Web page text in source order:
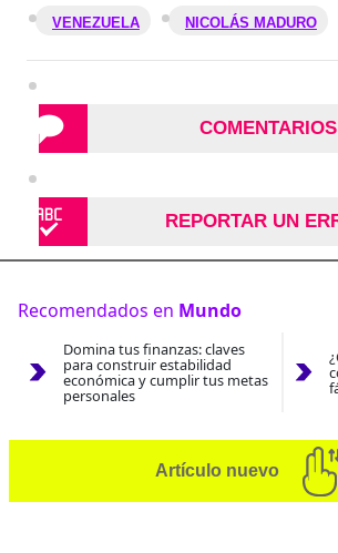
VENEZUELA NICOLÁS MADURO
COMENTARIOS
REPORTAR UN
Recomendados en Mundo
Domina tus finanzas: claves
para construir estabilidad
económica y cumplir tus metas
personales
Artículo nuevo